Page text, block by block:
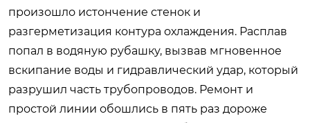
произошло истончение стенок и
разгерметизация контура охлаждения. Расплав
попал в водяную рубашку, вызвав мгновенное
вскипание воды и гидравлический удар, который
разрушил часть трубопроводов. Ремонт и
простой линии обошлись в пять раз дороже